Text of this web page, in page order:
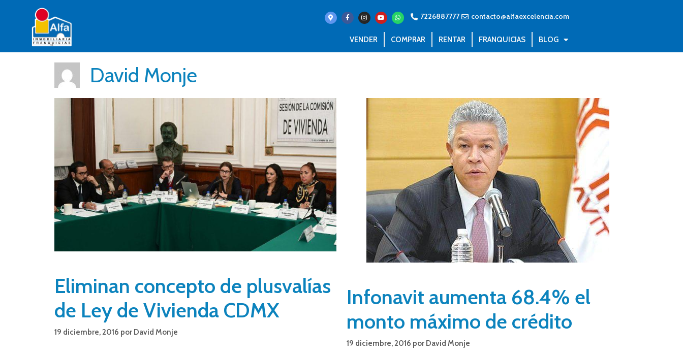
7226887777 contacto@alfaexcelencia.com
VENDER COMPRAR RENTAR FRANQUICIAS BLOG
David Monje
Eliminan concepto de plusvalías
de Ley de Vivienda CDMX
19 diciembre, 2016 por David Monje
Infonavit aumenta 68.4% el
monto máximo de crédito
19 diciembre, 2016 por David Monje